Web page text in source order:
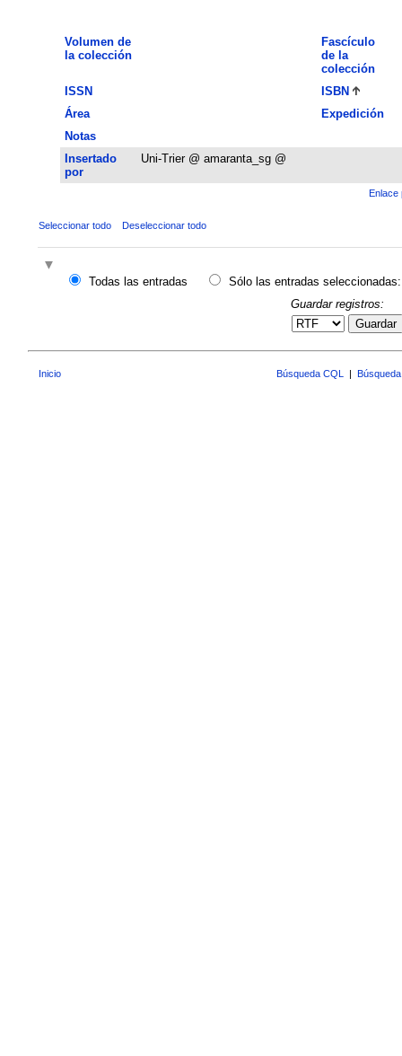
Volumen de
la colección
Fascículo
de la
colección
ISSN
ISBN
Área
Expedición
Notas
Insertado
por
Uni-Trier @ amaranta_sg @
Enlace
Seleccionar todo Deseleccionar todo
Todas las entradas
Sólo las entradas seleccionadas:
Guardar registros:
Guardar
Inicio Búsqueda CQL